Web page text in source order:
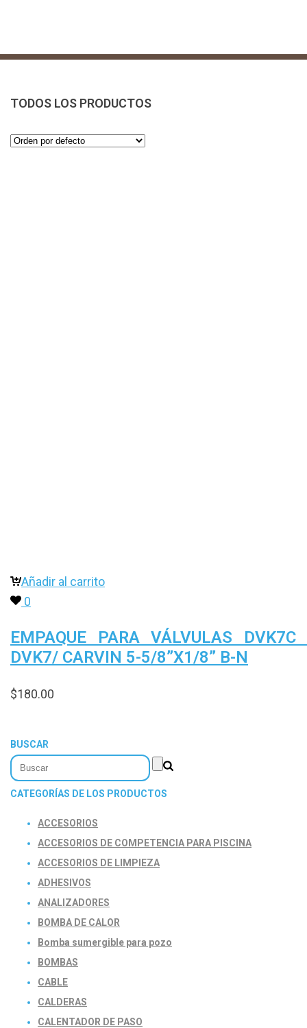
TODOS LOS PRODUCTOS
Añadir al carrito
0
EMPAQUE PARA VÁLVULAS DVK7C
DVK7/ CARVIN 5-5/8”X1/8” B-N
$180.00
BUSCAR
CATEGORÍAS DE LOS PRODUCTOS
ACCESORIOS
ACCESORIOS DE COMPETENCIA PARA PISCINA
ACCESORIOS DE LIMPIEZA
ADHESIVOS
ANALIZADORES
BOMBA DE CALOR
Bomba sumergible para pozo
BOMBAS
CABLE
CALDERAS
CALENTADOR DE PASO